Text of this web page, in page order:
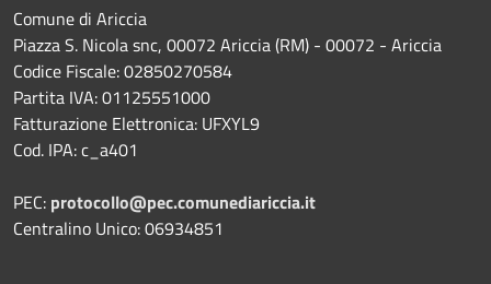
Comune di Ariccia
Piazza S. Nicola snc, 00072 Ariccia (RM) - 00072 - Ariccia
Codice Fiscale: 02850270584
Partita IVA: 01125551000
Fatturazione Elettronica: UFXYL9
Cod. IPA: c_a401
PEC: protocollo@pec.comunediariccia.it
Centralino Unico: 06934851